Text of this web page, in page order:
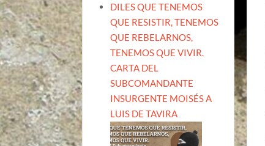
DILES QUE TENEMOS
QUE RESISTIR, TENEMOS
QUE REBELARNOS,
TENEMOS QUE VIVIR.
CARTA DEL
SUBCOMANDANTE
INSURGENTE MOISÉS A
LUIS DE TAVIRA